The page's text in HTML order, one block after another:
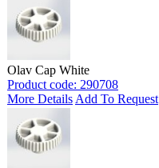
Olav Cap White
Product code: 290708
More Details Add To Request